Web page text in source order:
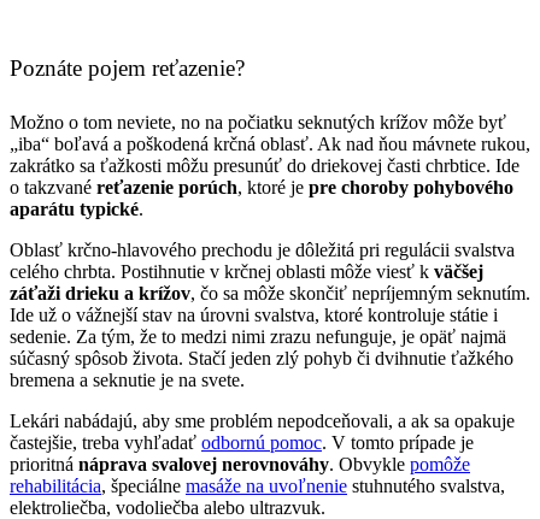
Poznáte pojem reťazenie?
Možno o tom neviete, no na počiatku seknutých krížov môže byť
„iba“ boľavá a poškodená krčná oblasť. Ak nad ňou mávnete rukou,
zakrátko sa ťažkosti môžu presunúť do driekovej časti chrbtice. Ide
o takzvané reťazenie porúch, ktoré je pre choroby pohybového
aparátu typické.
Oblasť krčno-hlavového prechodu je dôležitá pri regulácii svalstva
celého chrbta. Postihnutie v krčnej oblasti môže viesť k väčšej
záťaži drieku a krížov, čo sa môže skončiť nepríjemným seknutím.
Ide už o vážnejší stav na úrovni svalstva, ktoré kontroluje státie i
sedenie. Za tým, že to medzi nimi zrazu nefunguje, je opäť najmä
súčasný spôsob života. Stačí jeden zlý pohyb či dvihnutie ťažkého
bremena a seknutie je na svete.
Lekári nabádajú, aby sme problém nepodceňovali, a ak sa opakuje
častejšie, treba vyhľadať odbornú pomoc. V tomto prípade je
prioritná náprava svalovej nerovnováhy. Obvykle pomôže
rehabilitácia, špeciálne masáže na uvoľnenie stuhnutého svalstva,
elektroliečba, vodoliečba alebo ultrazvuk.